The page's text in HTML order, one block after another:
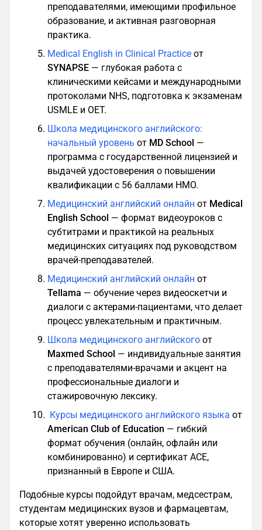
преподавателями, имеющими профильное
образование, и активная разговорная
практика.
Medical English in Clinical Practice от
SYNAPSE — глубокая работа с
клиническими кейсами и международными
протоколами NHS, подготовка к экзаменам
USMLE и OET.
Школа медицинского английского:
начальный уровень от MD School —
программа с государственной лицензией и
выдачей удостоверения о повышении
квалификации с 56 баллами НМО.
Медицинский английский онлайн от Medical
English School — формат видеоуроков с
субтитрами и практикой на реальных
медицинских ситуациях под руководством
врачей-преподавателей.
Медицинский английский онлайн от
Tellama — обучение через видеоскетчи и
диалоги с актерами-пациентами, что делает
процесс увлекательным и практичным.
Школа медицинского английского от
Maxmed School — индивидуальные занятия
с преподавателями-врачами и акцент на
профессиональные диалоги и
стажировочную лексику.
Курсы медицинского английского языка от
American Club of Education — гибкий
формат обучения (онлайн, офлайн или
комбинированно) и сертификат ACE,
признанный в Европе и США.
Подобные курсы подойдут врачам, медсестрам,
студентам медицинских вузов и фармацевтам,
которые хотят уверенно использовать